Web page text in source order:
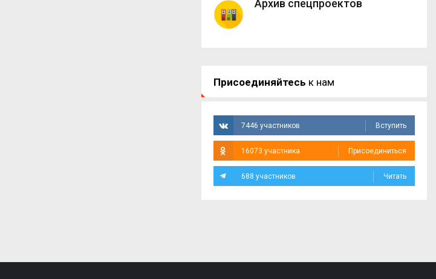
Архив спецпроектов
Присоединяйтесь к нам
7446 участников Вступить
16073 участника Присоединиться
688 участников Читать